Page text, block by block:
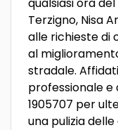
Terzigno, Nisa
alle richieste di
al
stradale.
professionale e
1905707 per
una pulizia